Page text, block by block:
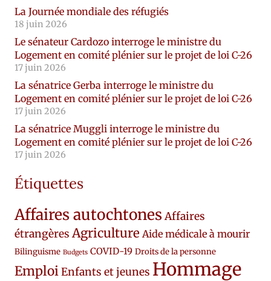
La Journée mondiale des réfugiés
18 juin 2026
Le sénateur Cardozo interroge le ministre du
Logement en comité plénier sur le projet de loi C-26
17 juin 2026
La sénatrice Gerba interroge le ministre du
Logement en comité plénier sur le projet de loi C-26
17 juin 2026
La sénatrice Muggli interroge le ministre du
Logement en comité plénier sur le projet de loi C-26
17 juin 2026
Étiquettes
Affaires autochtones Affaires
étrangères Agriculture Aide médicale à mourir
Bilinguisme Budgets COVID-19 Droits de la personne
EmploiEnfants et jeunes Hommage